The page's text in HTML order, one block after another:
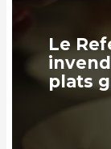
Le
plats